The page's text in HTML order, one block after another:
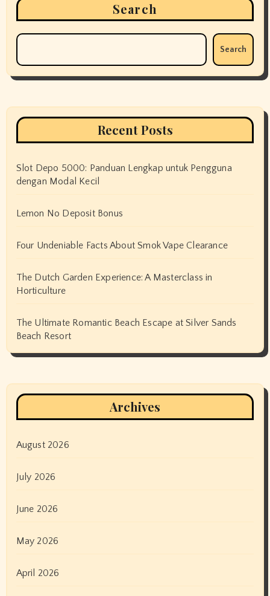
Search
Search
Recent Posts
Slot Depo 5000: Panduan Lengkap untuk Pengguna
dengan Modal Kecil
Lemon No Deposit Bonus
Four Undeniable Facts About Smok Vape Clearance
The Dutch Garden Experience: A Masterclass in
Horticulture
The Ultimate Romantic Beach Escape at Silver Sands
Beach Resort
Archives
August 2026
July 2026
June 2026
May 2026
April 2026